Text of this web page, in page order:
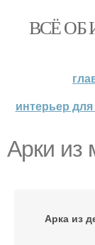
ВСЁ ОБ
интерьер
Арки из
Арка из